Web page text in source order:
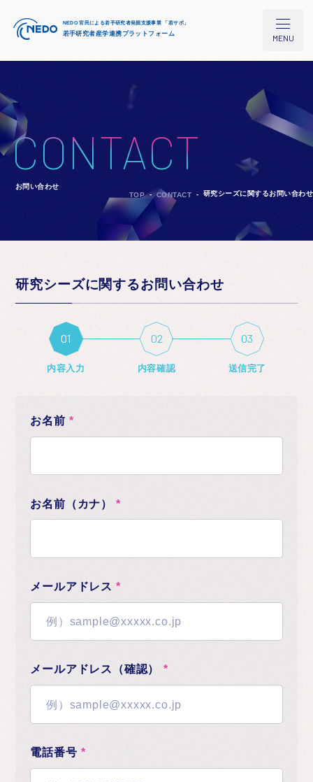
NEDO 官民による若手研究者発掘支援事業 「若サポ」
若手研究者産学連携プラットフォーム MENU
研究シーズ検索
イベント/セミナー
お知らせ
CONTACT
お問い合わせ
TOP
CONTACT 研究シーズに関するお問い合わせ
研究シーズに関するお問い合わせ
内容入力 内容確認 送信完了
お名前 *
お名前（カナ） *
メールアドレス *
メールアドレス（確認） *
電話番号 *